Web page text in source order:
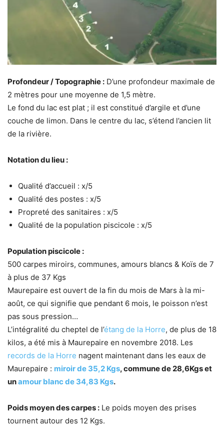
Profondeur / Topographie : D’une profondeur maximale de
2 mètres pour une moyenne de 1,5 mètre.
Le fond du lac est plat ; il est constitué d’argile et d’une
couche de limon. Dans le centre du lac, s’étend l’ancien lit
de la rivière.
Notation du lieu :
Qualité d’accueil : x/5
Qualité des postes : x/5
Propreté des sanitaires : x/5
Qualité de la population piscicole : x/5
Population piscicole :
500 carpes miroirs, communes, amours blancs & Koïs de 7
à plus de 37 Kgs
Maurepaire est ouvert de la fin du mois de Mars à la mi-
août, ce qui signifie que pendant 6 mois, le poisson n’est
pas sous pression…
L’intégralité du cheptel de l’étang de la Horre, de plus de 18
kilos, a été mis à Maurepaire en novembre 2018. Les
records de la Horre nagent maintenant dans les eaux de
Maurepaire : miroir de 35,2 Kgs, commune de 28,6Kgs et
unamour blanc de 34,83 Kgs.
Poids moyen des carpes : Le poids moyen des prises
tournent autour des 12 Kgs.